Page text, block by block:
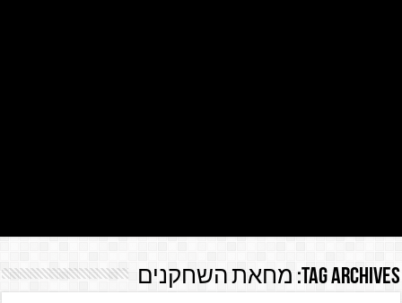
Tag Archives: מחאת השחקנים